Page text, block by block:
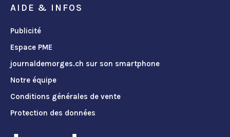
AIDE & INFOS
Publicité
Espace PME
journaldemorges.ch sur son smartphone
Notre équipe
Conditions générales de vente
Protection des données